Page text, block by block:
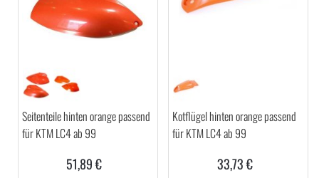
Seitenteile hinten orange passend
für KTM LC4 ab 99
51,89 €
Kotflügel hinten orange passend
für KTM LC4 ab 99
33,73 €